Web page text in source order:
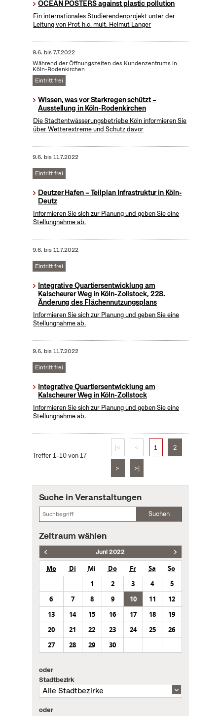
OCEAN POSTERS against plastic pollution
Ein internationales Studierendenprojekt unter der
Leitung von Prof. h.c. mult. Helmut Langer
9.6. bis7.7.2022
Während der Öffnungszeiten des Kundenzentrums in
Köln-Rodenkirchen
Eintritt frei
Wissen, was vor Starkregen schützt –
Ausstellung in Köln-Rodenkirchen
Die Stadtentwässerungsbetriebe Köln informieren Sie
über Wetterextreme und Schutz davor
9.6. bis11.7.2022
Eintritt frei
Deutzer Hafen – Teilplan Infrastruktur in Köln-
Deutz
Informieren Sie sich zur Planung und geben Sie eine
Stellungnahme ab.
9.6. bis11.7.2022
Eintritt frei
Integrative Quartiersentwicklung am
Kalscheurer Weg in Köln-Zollstock, 228.
Änderung des Flächennutzungsplans
Informieren Sie sich zur Planung und geben Sie eine
Stellungnahme ab.
9.6. bis11.7.2022
Eintritt frei
Integrative Quartiersentwicklung am
Kalscheurer Weg in Köln-Zollstock
Informieren Sie sich zur Planung und geben Sie eine
Stellungnahme ab.
Treffer 1–10 von 17
|< < 1 2
> >|
Suche in Veranstaltungen
Suchen
Zeitraum wählen
Juni 2022
Mo Di Mi Do Fr Sa
So
1
2 3 4
5
6
7 8 9 10 11
12
13
14 15 16 17 18
19
20
21 22 23 24 25
26
27
28 29 30
oder
Stadtbezirk
oder